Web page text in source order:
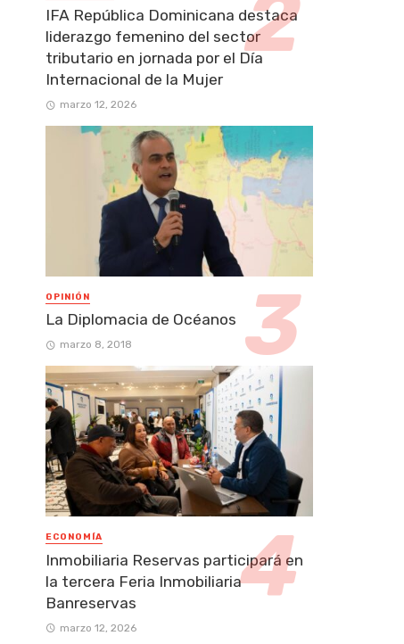
IFA República Dominicana destaca
liderazgo femenino del sector
tributario en jornada por el Día
Internacional de la Mujer
marzo 12, 2026
OPINIÓN
La Diplomacia de Océanos
marzo 8, 2018
ECONOMÍA
Inmobiliaria Reservas participará en
la tercera Feria Inmobiliaria
Banreservas
marzo 12, 2026